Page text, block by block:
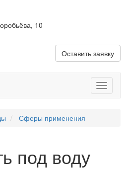
10
Оставить заявку
меню
Сферы применения
под воду